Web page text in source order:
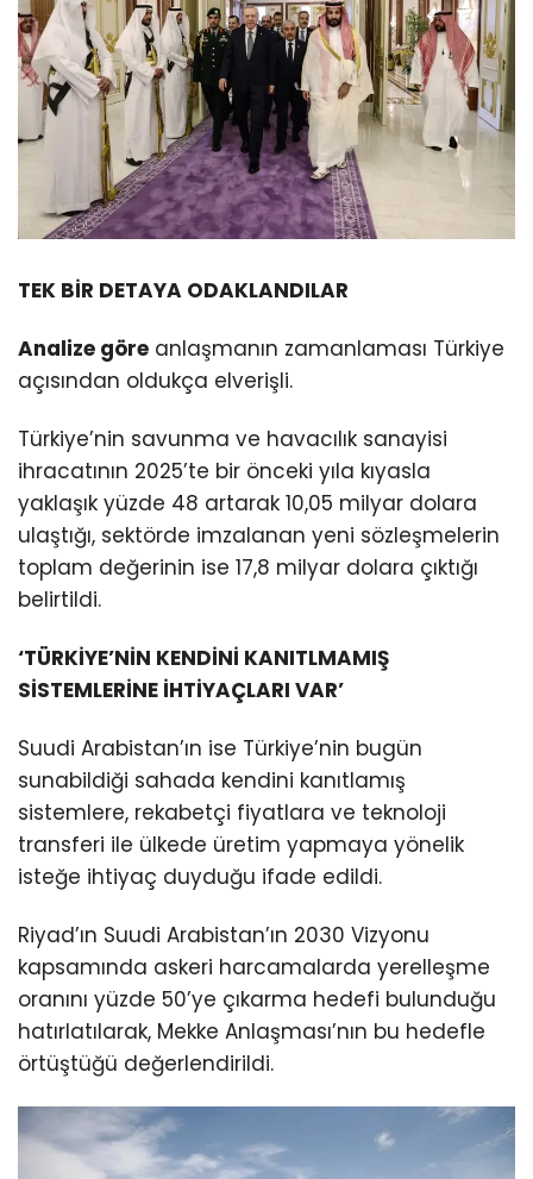
TEK BİR DETAYA ODAKLANDILAR
Analize göre anlaşmanın zamanlaması Türkiye
açısından oldukça elverişli.
Türkiye’nin savunma ve havacılık sanayisi
ihracatının 2025’te bir önceki yıla kıyasla
yaklaşık yüzde 48 artarak 10,05 milyar dolara
ulaştığı, sektörde imzalanan yeni sözleşmelerin
toplam değerinin ise 17,8 milyar dolara çıktığı
belirtildi.
‘TÜRKİYE’NİN KENDİNİ KANITLMAMIŞ
SİSTEMLERİNE İHTİYAÇLARI VAR’
Suudi Arabistan’ın ise Türkiye’nin bugün
sunabildiği sahada kendini kanıtlamış
sistemlere, rekabetçi fiyatlara ve teknoloji
transferi ile ülkede üretim yapmaya yönelik
isteğe ihtiyaç duyduğu ifade edildi.
Riyad’ın Suudi Arabistan’ın 2030 Vizyonu
kapsamında askeri harcamalarda yerelleşme
oranını yüzde 50’ye çıkarma hedefi bulunduğu
hatırlatılarak, Mekke Anlaşması’nın bu hedefle
örtüştüğü değerlendirildi.